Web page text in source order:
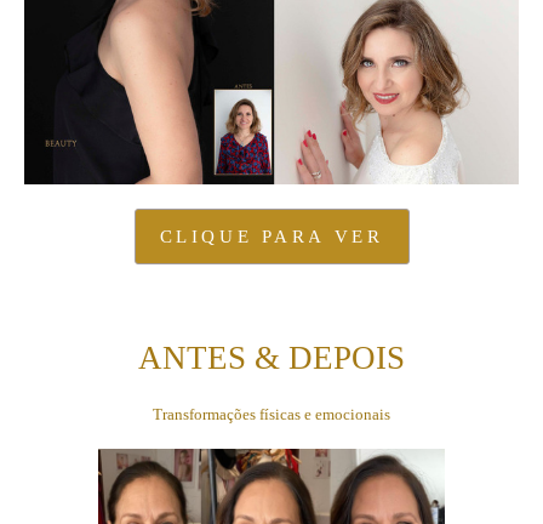
CLIQUE PARA VER
ANTES & DEPOIS
Transformações físicas e emocionais